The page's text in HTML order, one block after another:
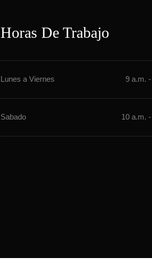
Horas De Trabajo
Lunes a Vierne 9 a.m.
Sabado 10 a.m.